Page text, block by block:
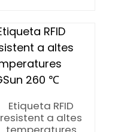
Etiqueta RFID
resistent a altes